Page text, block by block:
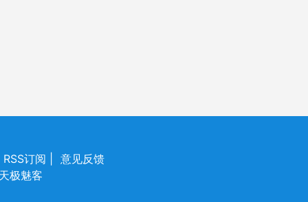
RSS订阅
意见反馈
极魅客